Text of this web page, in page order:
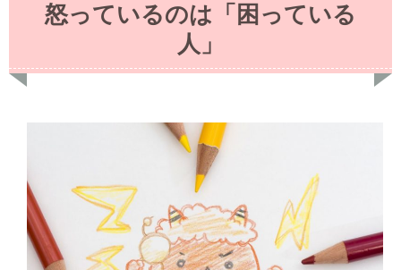
怒っているのは「困っている
人」